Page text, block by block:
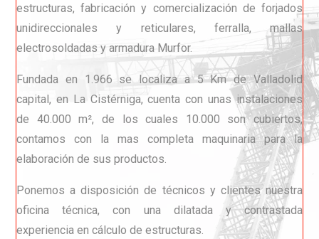
estructuras, fabricación y comercialización de forjados
unidireccionales y reticulares, ferralla, mallas
electrosoldadas y armadura Murfor.
Fundada en 1.966 se localiza a 5 Km de Valladolid
capital, en La Cistérniga, cuenta con unas instalaciones
de 40.000 m², de los cuales 10.000 son cubiertos,
contamos con la mas completa maquinaria para la
elaboración de sus productos.
Ponemos a disposición de técnicos y clientes nuestra
oficina técnica, con una dilatada y contrastada
experiencia en cálculo de estructuras.